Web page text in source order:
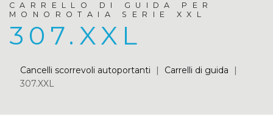
CARRELLO DI GUIDA PER
MONOROTAIA SERIE XXL
307.XXL
Cancelli scorrevoli autoportanti | Carrelli di guida
|
307.XXL